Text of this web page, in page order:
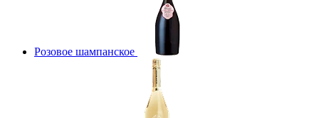
Розовое шампанское